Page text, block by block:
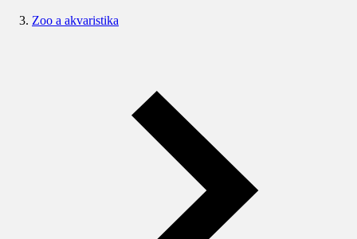
Zoo a akvaristika